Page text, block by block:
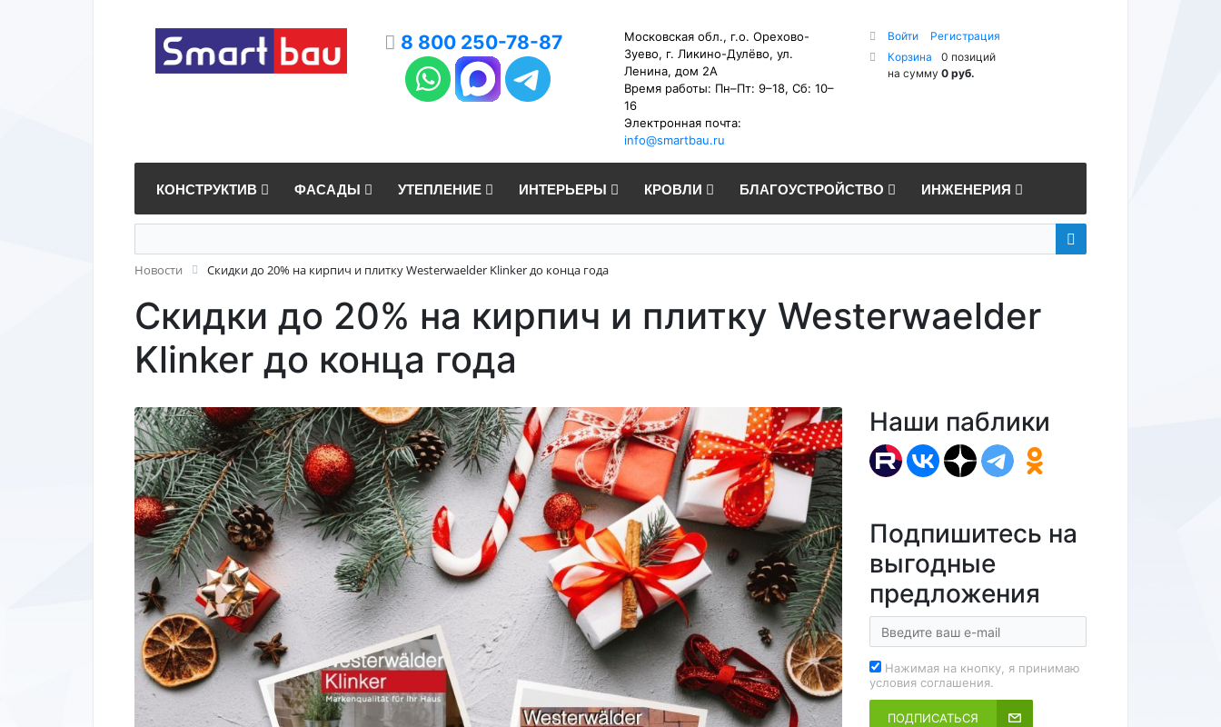
8 800 250-78-87
Московская обл., г.о. Орехово-
Зуево, г. Ликино-Дулёво, ул.
Ленина, дом 2А
Время работы: Пн–Пт: 9–18, Сб: 10–
16
Электронная почта:
info@smartbau.ru
Войти
Регистрация
Корзина
0 позиций
на сумму 0 руб.
КОНСТРУКТИВ ФАСАДЫ УТЕПЛЕНИЕ ИНТЕРЬЕРЫ КРОВЛИ БЛАГОУСТРОЙСТВО ИНЖЕНЕРИЯ
Новости Скидки до 20% на кирпич и плитку Westerwaelder Klinker до конца года
Скидки до 20% на кирпич и плитку Westerwaelder
Klinker до конца года
Наши паблики
Подпишитесь на
выгодные
предложения
Нажимая на кнопку, я принимаю
условия соглашения.
ПОДПИСАТЬСЯ